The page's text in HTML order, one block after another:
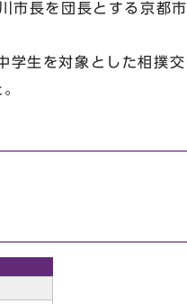
市長を団長とする京都市
学生を対象とした相撲交